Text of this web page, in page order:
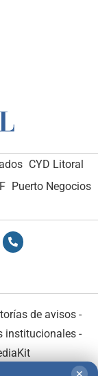
CYD Litoral
Puerto Negocios
de avisos -
institucionales-